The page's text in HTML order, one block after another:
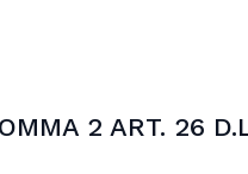
2 ART. 26